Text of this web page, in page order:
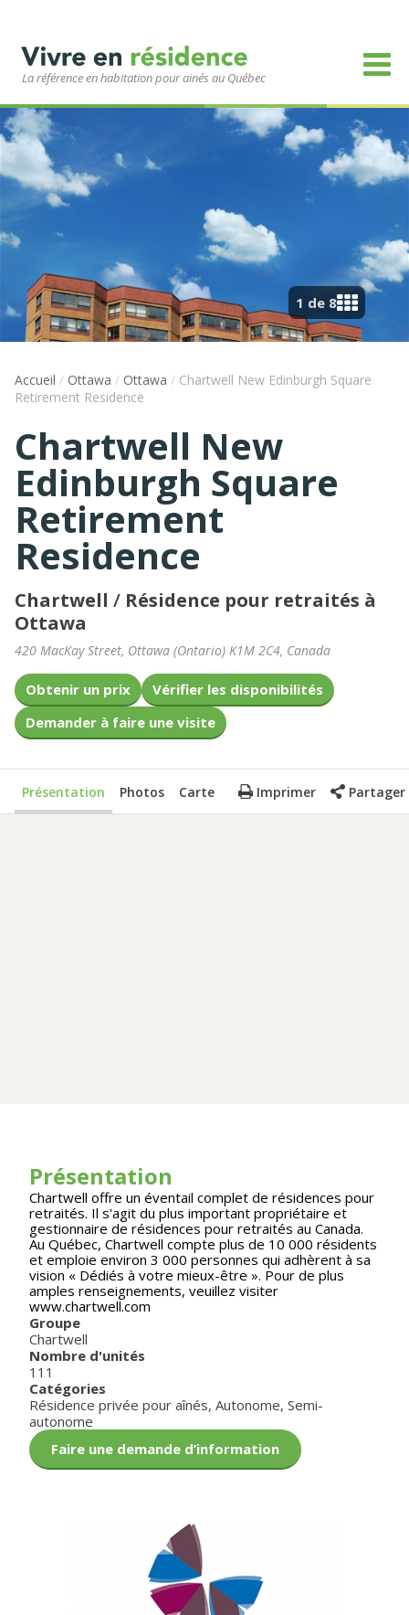
La référence en habitation pour ainés au Québec
1 de 8
Accueil / Ottawa / Ottawa / Chartwell New Edinburgh Square
Retirement Residence
Chartwell New
Edinburgh Square
Retirement
Residence
Chartwell / Résidence pour retraités à
Ottawa
420 MacKay Street, Ottawa (Ontario) K1M 2C4, Canada
Obtenir un prix
Vérifier les disponibilités
Demander à faire une visite
Présentation Photos Carte Imprimer Partager
Présentation
Chartwell offre un éventail complet de résidences pour
retraités. Il s'agit du plus important propriétaire et
gestionnaire de résidences pour retraités au Canada.
Au Québec, Chartwell compte plus de 10 000 résidents
et emploie environ 3 000 personnes qui adhèrent à sa
vision « Dédiés à votre mieux-être ». Pour de plus
amples renseignements, veuillez visiter
www.chartwell.com
Groupe
Chartwell
Nombre d'unités
111
Catégories
Résidence privée pour aînés, Autonome, Semi-
autonome
Faire une demande d’information